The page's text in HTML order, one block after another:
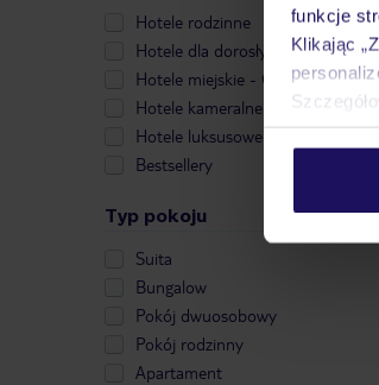
funkcje
Klikając
Hotele rodzinne
Hotele dla dorosłych
Hotele miejskie - City Break
Hotele kameralne
Hotele luksusowe
Bestsellery
Typ pokoju
Suita
Bungalow
Pokój dwuosobowy
Pokój rodzinny
Apartament